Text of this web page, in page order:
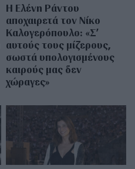
Η Ελένη Ράντου
αποχαιρετά τον Νίκο
Καλογερόπουλο: «Σ’
αυτούς τους μίζερους,
σωστά υπολογισμένους
καιρούς μας δεν
χώραγες»